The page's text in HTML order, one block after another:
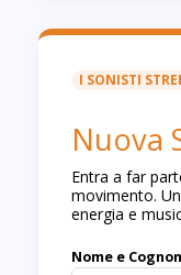
I SONISTI
Nuova
Entra a far
movimento.
energia e
Nome e